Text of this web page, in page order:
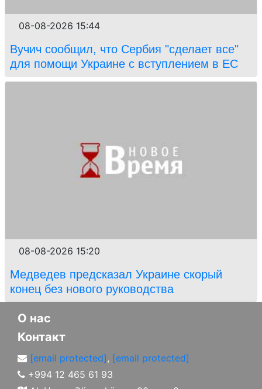
08-08-2026 15:44
Вучич сообщил, что Сербия "сделает все"
для помощи Украине с вступлением в ЕС
08-08-2026 15:20
Медведев предсказал Украине скорый
конец без нового руководства
О нас
Контакт
[email protected], [email protected]
+994 12 465 61 93